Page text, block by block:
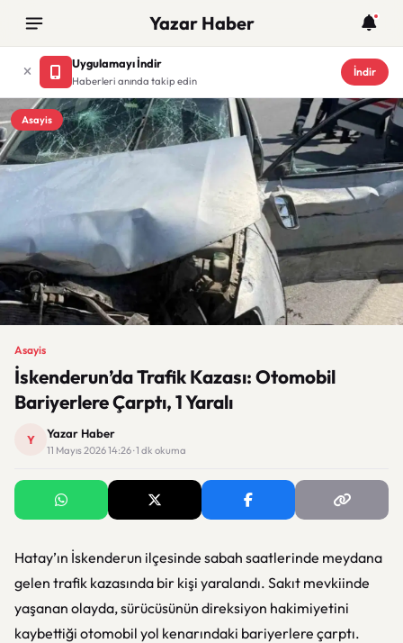
Yazar Haber
Uygulamayı İndir
Haberleri anında takip edin
İndir
Asayis
Asayis
İskenderun’da Trafik Kazası: Otomobil
Bariyerlere Çarptı, 1 Yaralı
Y Yazar Haber
11 Mayıs 2026 14:26 · 1 dk okuma
Hatay’ın İskenderun ilçesinde sabah saatlerinde meydana
gelen trafik kazasında bir kişi yaralandı. Sakıt mevkiinde
yaşanan olayda, sürücüsünün direksiyon hakimiyetini
kaybettiği otomobil yol kenarındaki bariyerlere çarptı.